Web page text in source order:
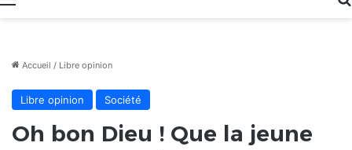
Accueil / Libre opinion
Libre opinion Société
Oh bon Dieu ! Que la jeune